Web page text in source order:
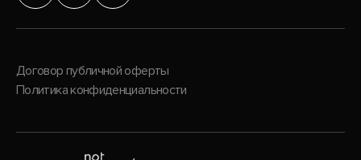
Договор публичной оферты
Политика конфиденциальности